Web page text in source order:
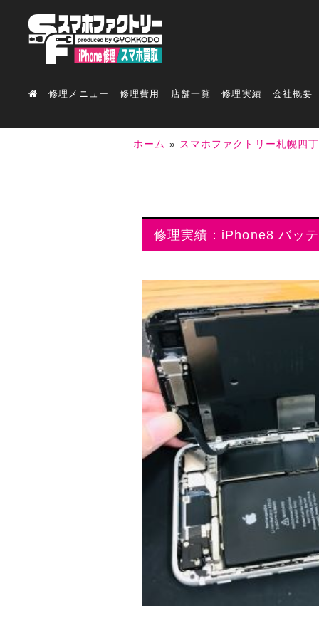
修理メニュー 修理費用 店舗一覧 修理実績 会社概要
ホーム » スマホファクトリー札幌四
修理実績：iPhone8 バッ